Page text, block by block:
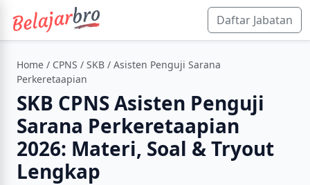
Daftar Jabatan
Home / CPNS / SKB / Asisten Penguji Sarana
Perkeretaapian
SKB CPNS Asisten Penguji
Sarana Perkeretaapian
2026: Materi, Soal & Tryout
Lengkap